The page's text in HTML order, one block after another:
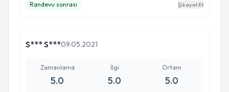
Randevu sonrası Şikayet Et
S*** S***09.05.2021
Zamanlama
5.0
İlgi
5.0
Ortam
5.0